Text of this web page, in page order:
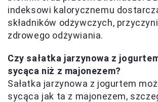
indeksowi kalorycznemu
składników odżywczych,
zdrowego odżywiania.
Czy sałatka jarzynowa z
sycąca niż z majonezem?
Sałatka jarzynowa z jogurtem
sycąca jak ta z majonezem,